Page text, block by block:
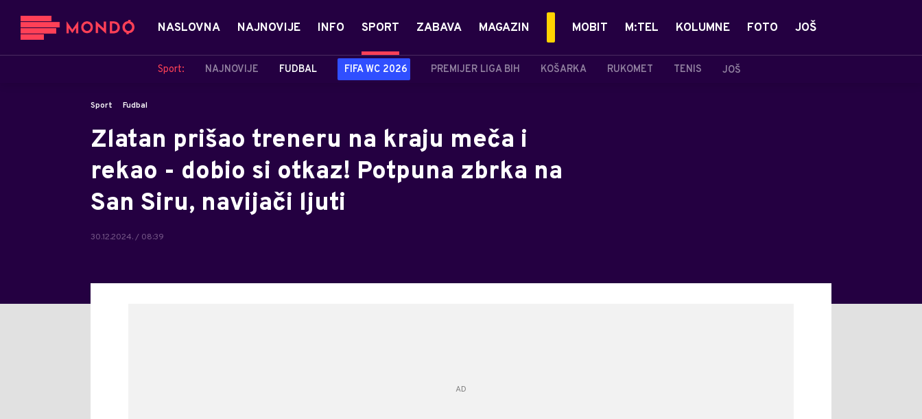
NASLOVNA NAJNOVIJE INFO SPORT
Sport: NAJNOVIJE FUDBAL FIFA WC 2026 PREMIJER LIGA BIH KOŠARKA RUKOMET TENIS JOŠ
ZABAVA MAGAZIN MOBIT M:TEL KOLUMNE FOTO JOŠ
Sport Fudbal
Zlatan prišao treneru na kraju meča i
rekao - dobio si otkaz! Potpuna zbrka na
San Siru, navijači ljuti
30.12.2024. / 08:39